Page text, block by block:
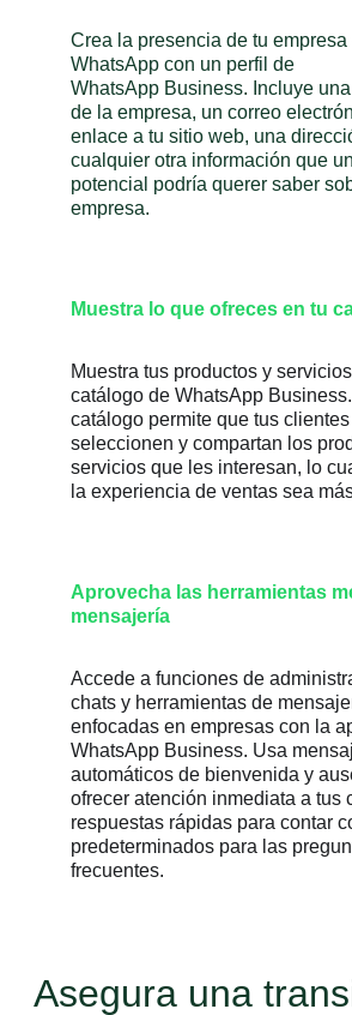
Crea la presencia de tu empresa
WhatsApp con un perfil de
WhatsApp Business. Incluye
de la empresa, un correo
enlace a tu sitio web, una
cualquier otra información que
potencial podría querer saber
empresa.
Muestra lo que ofreces en tu
Muestra tus productos y
catálogo de WhatsApp
catálogo permite que tus
seleccionen y compartan los
servicios que les interesan, lo
la experiencia de ventas sea
Aprovecha las herramientas
mensajería
Accede a funciones de
chats y herramientas de
enfocadas en empresas con la
WhatsApp Business. Usa
automáticos de bienvenida y
ofrecer atención inmediata a tus
respuestas rápidas para contar
predeterminados para las
frecuentes.
Asegura una